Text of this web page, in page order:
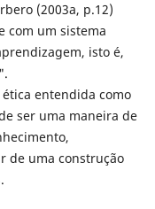
(2003a, p.12)
com um sistema
isto é,
entendida como
ser uma maneira de
de uma construção